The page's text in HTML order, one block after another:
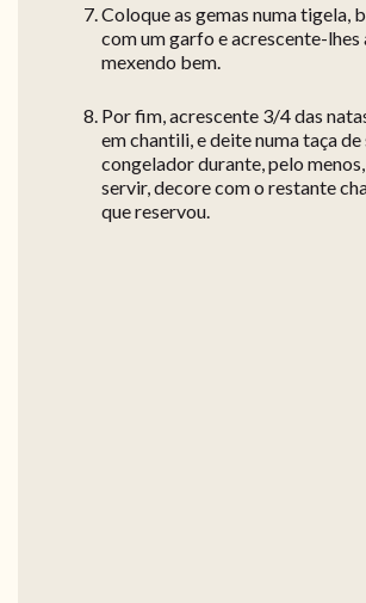
Coloque as gemas numa tigela,
com um garfo e acrescente-
mexendo bem.
Por fim, acrescente 3/4 das
em chantili, e deite numa taça de
congelador durante, pelo
servir, decore com o restante
que reservou.